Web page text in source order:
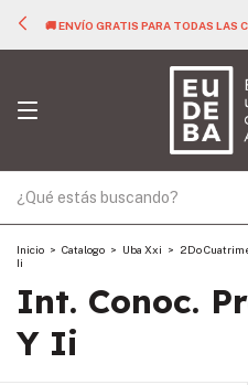
🚚 ENVÍO GRATIS PARA TODAS LAS
Inicio > Catalogo > Uba Xxi > 2Do
Ii
Int. Conoc.
Y Ii